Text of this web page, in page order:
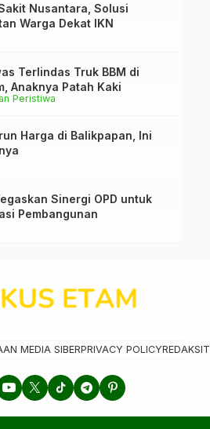
Nusantara, Solusi
Warga Dekat IKN
Peristiwa
Terlindas Truk BBM di
Anaknya Patah Kaki
Harga di Balikpapan, Ini
Sinergi OPD untuk
Pembangunan
MEDIA SIBERPRIVACY POLICYREDAKSI